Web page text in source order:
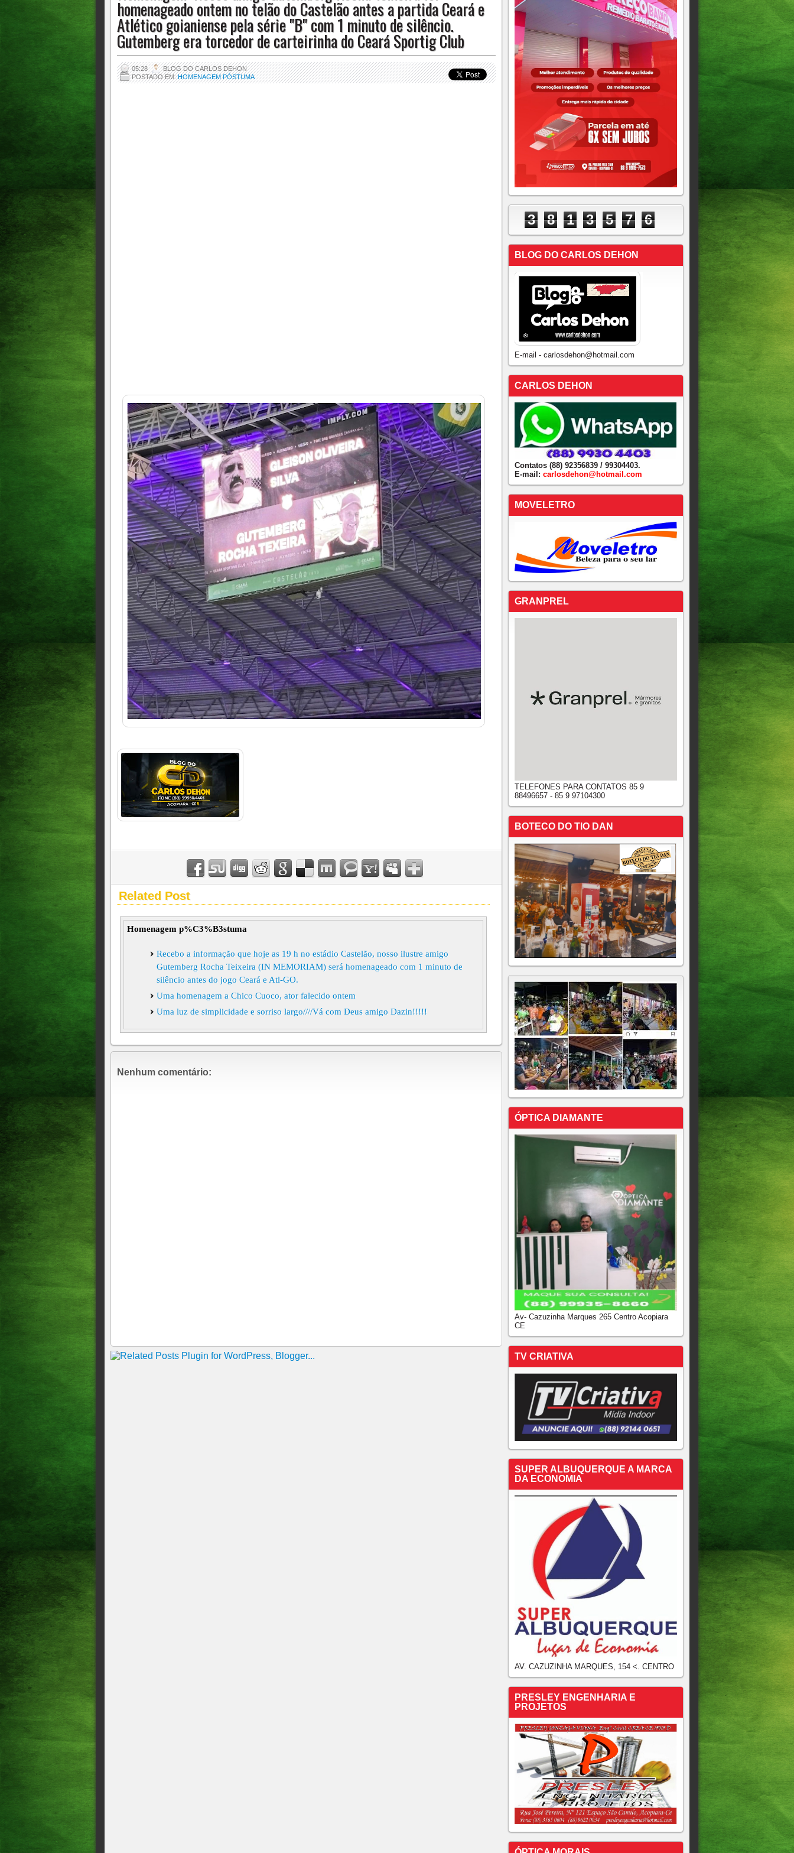
silêncio. Gutemberg era torcedor de carteirinha do Ceará Sportig Club
homenageado ontem no telão do Castelão antes a partida Ceará e
Atlético goianiense pela série "B" com 1 minuto de silêncio.
Gutemberg era torcedor de carteirinha do Ceará Sportig Club
05:28
BLOG DO CARLOS DEHON
POSTADO EM:HOMENAGEM PÓSTUMA
Related Post
Homenagem p%C3%B3stuma
Recebo a informação que hoje as 19 h no estádio Castelão, nosso ilustre amigo
Gutemberg Rocha Teixeira (IN MEMORIAM) será homenageado com 1 minuto de
silêncio antes do jogo Ceará e Atl-GO.
Uma homenagem a Chico Cuoco, ator falecido ontem
Uma luz de simplicidade e sorriso largo////Vá com Deus amigo Dazin!!!!!
Nenhum comentário:
3 8 1 3 5 7 6
BLOG DO CARLOS DEHON
E-mail - carlosdehon@hotmail.com
CARLOS DEHON
Contatos (88) 92356839 / 99304403.
E-mail: carlosdehon@hotmail.com
MOVELETRO
GRANPREL
TELEFONES PARA CONTATOS 85 9
88496657 - 85 9 97104300
BOTECO DO TIO DAN
ÓPTICA DIAMANTE
Av- Cazuzinha Marques 265 Centro Acopiara
CE
TV CRIATIVA
SUPER ALBUQUERQUE A MARCA
DA ECONOMIA
AV. CAZUZINHA MARQUES, 154 <. CENTRO
PRESLEY ENGENHARIA E
PROJETOS